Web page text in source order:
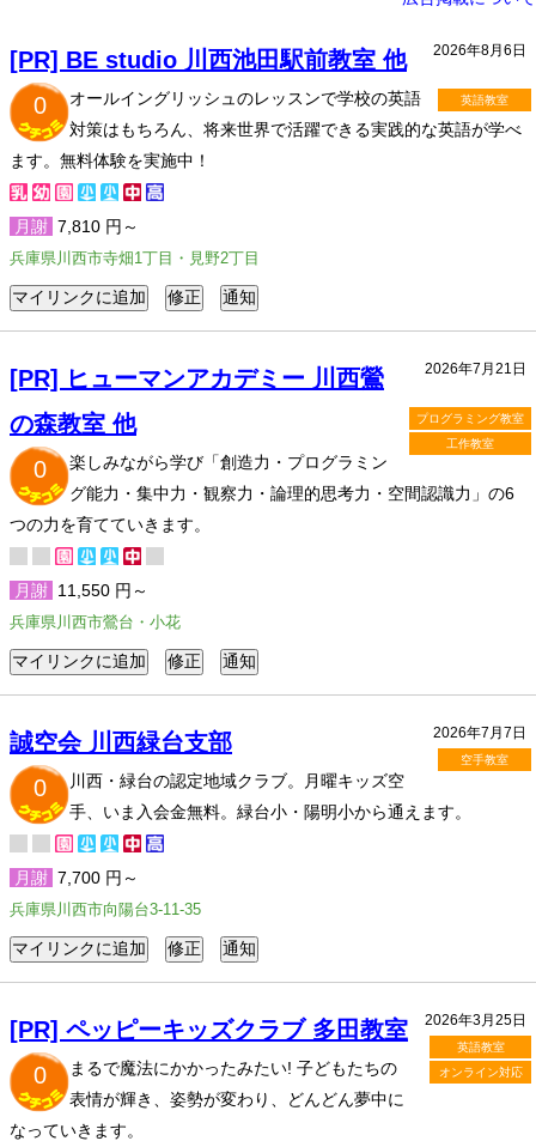
2026年8月6日
英語教室
[PR] BE studio 川西池田駅前教室 他
0
オールイングリッシュのレッスンで学校の英語
対策はもちろん、将来世界で活躍できる実践的な英語が学べ
ます。無料体験を実施中！
月謝 7,810 円～
兵庫県川西市寺畑1丁目・見野2丁目
2026年7月21日
プログラミング教室
工作教室
[PR] ヒューマンアカデミー 川西鶯
の森教室 他
0
楽しみながら学び「創造力・プログラミン
グ能力・集中力・観察力・論理的思考力・空間認識力」の6
つの力を育てていきます。
月謝 11,550 円～
兵庫県川西市鶯台・小花
2026年7月7日
空手教室
誠空会 川西緑台支部
0
川西・緑台の認定地域クラブ。月曜キッズ空
手、いま入会金無料。緑台小・陽明小から通えます。
月謝 7,700 円～
兵庫県川西市向陽台3-11-35
2026年3月25日
英語教室
オンライン対応
[PR] ペッピーキッズクラブ 多田教室
0
まるで魔法にかかったみたい! 子どもたちの
表情が輝き、姿勢が変わり、どんどん夢中に
なっていきます。